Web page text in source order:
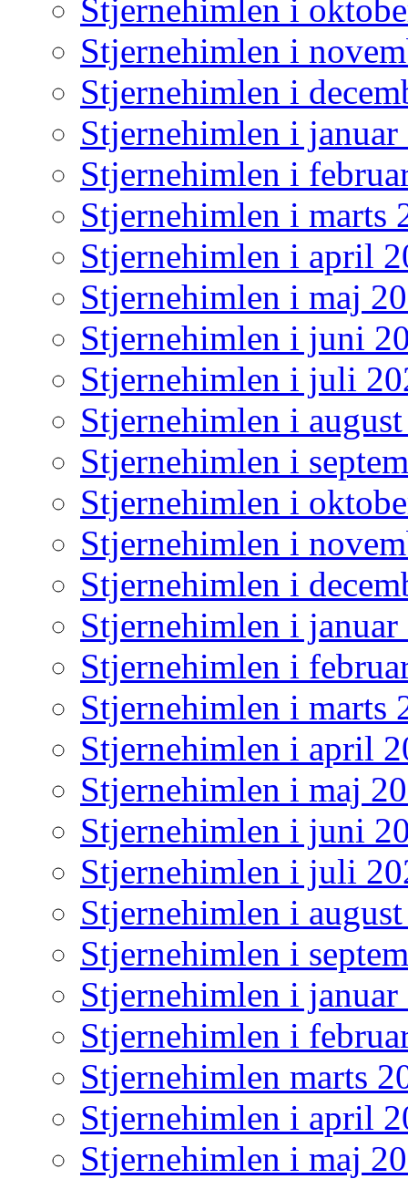
Stjernehimlen i
Stjernehimlen i
Stjernehimlen i
Stjernehimlen i januar
Stjernehimlen i
Stjernehimlen i marts
Stjernehimlen i april
Stjernehimlen i maj
Stjernehimlen i juni
Stjernehimlen i juli
Stjernehimlen i
Stjernehimlen i
Stjernehimlen i
Stjernehimlen i
Stjernehimlen i
Stjernehimlen i januar
Stjernehimlen i
Stjernehimlen i marts
Stjernehimlen i april
Stjernehimlen i maj
Stjernehimlen i juni
Stjernehimlen i juli
Stjernehimlen i
Stjernehimlen i
Stjernehimlen i januar
Stjernehimlen i
Stjernehimlen marts
Stjernehimlen i april
Stjernehimlen i maj